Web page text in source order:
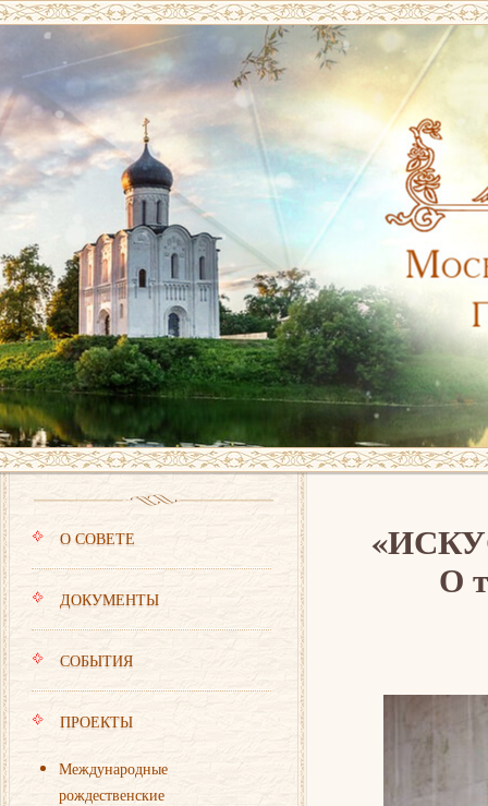
О СОВЕТЕ
ДОКУМЕНТЫ
СОБЫТИЯ
ПРОЕКТЫ
Международные
рождественские
О